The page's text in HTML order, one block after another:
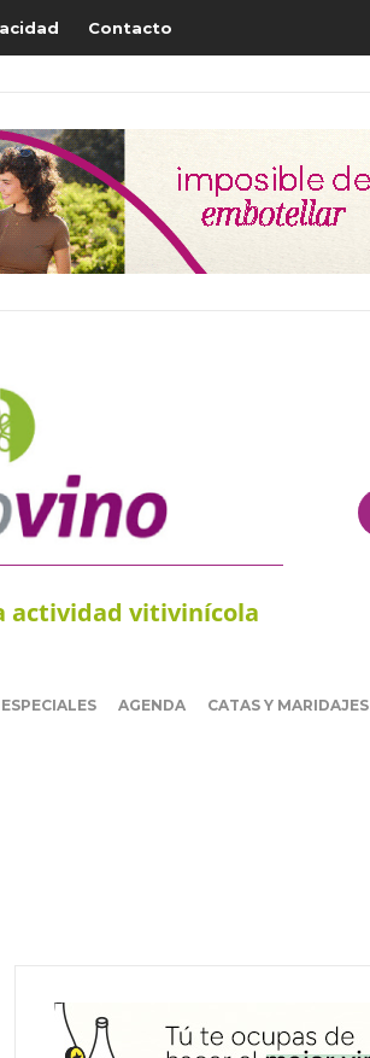
Contacto
actividad vitivinícola
ESPECIALES AGENDA CATAS Y MARIDAJES